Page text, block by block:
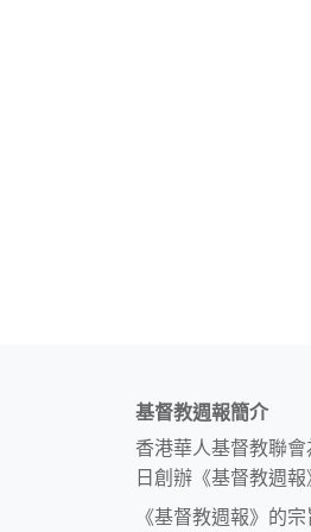
基督教週報簡介
香港華人基督教聯
日創辦《基督教週報
《基督教週報》的